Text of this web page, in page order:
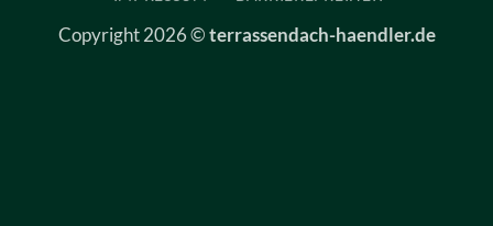
Copyright 2026 © terrassendach-haendler.de